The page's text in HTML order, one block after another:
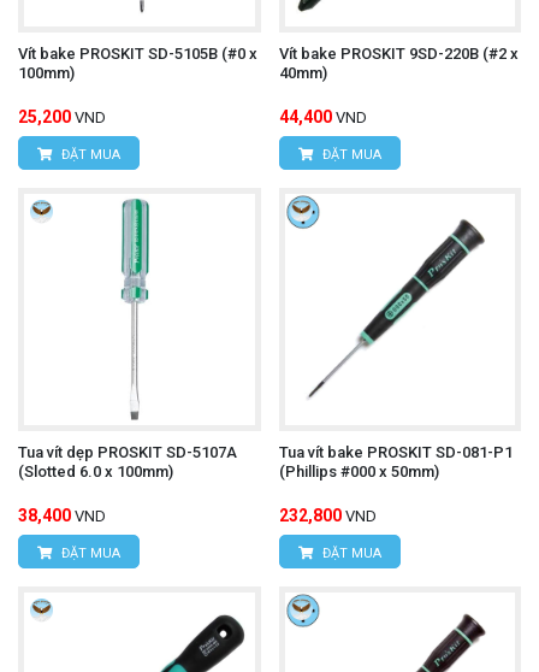
Vít bake PROSKIT SD-5105B (#0 x
100mm)
25,200 VND
ĐẶT MUA
Vít bake PROSKIT 9SD-220B (#2 x
40mm)
44,400 VND
ĐẶT MUA
Tua vít dẹp PROSKIT SD-5107A
(Slotted 6.0 x 100mm)
38,400 VND
ĐẶT MUA
Tua vít bake PROSKIT SD-081-P1
(Phillips #000 x 50mm)
232,800 VND
ĐẶT MUA